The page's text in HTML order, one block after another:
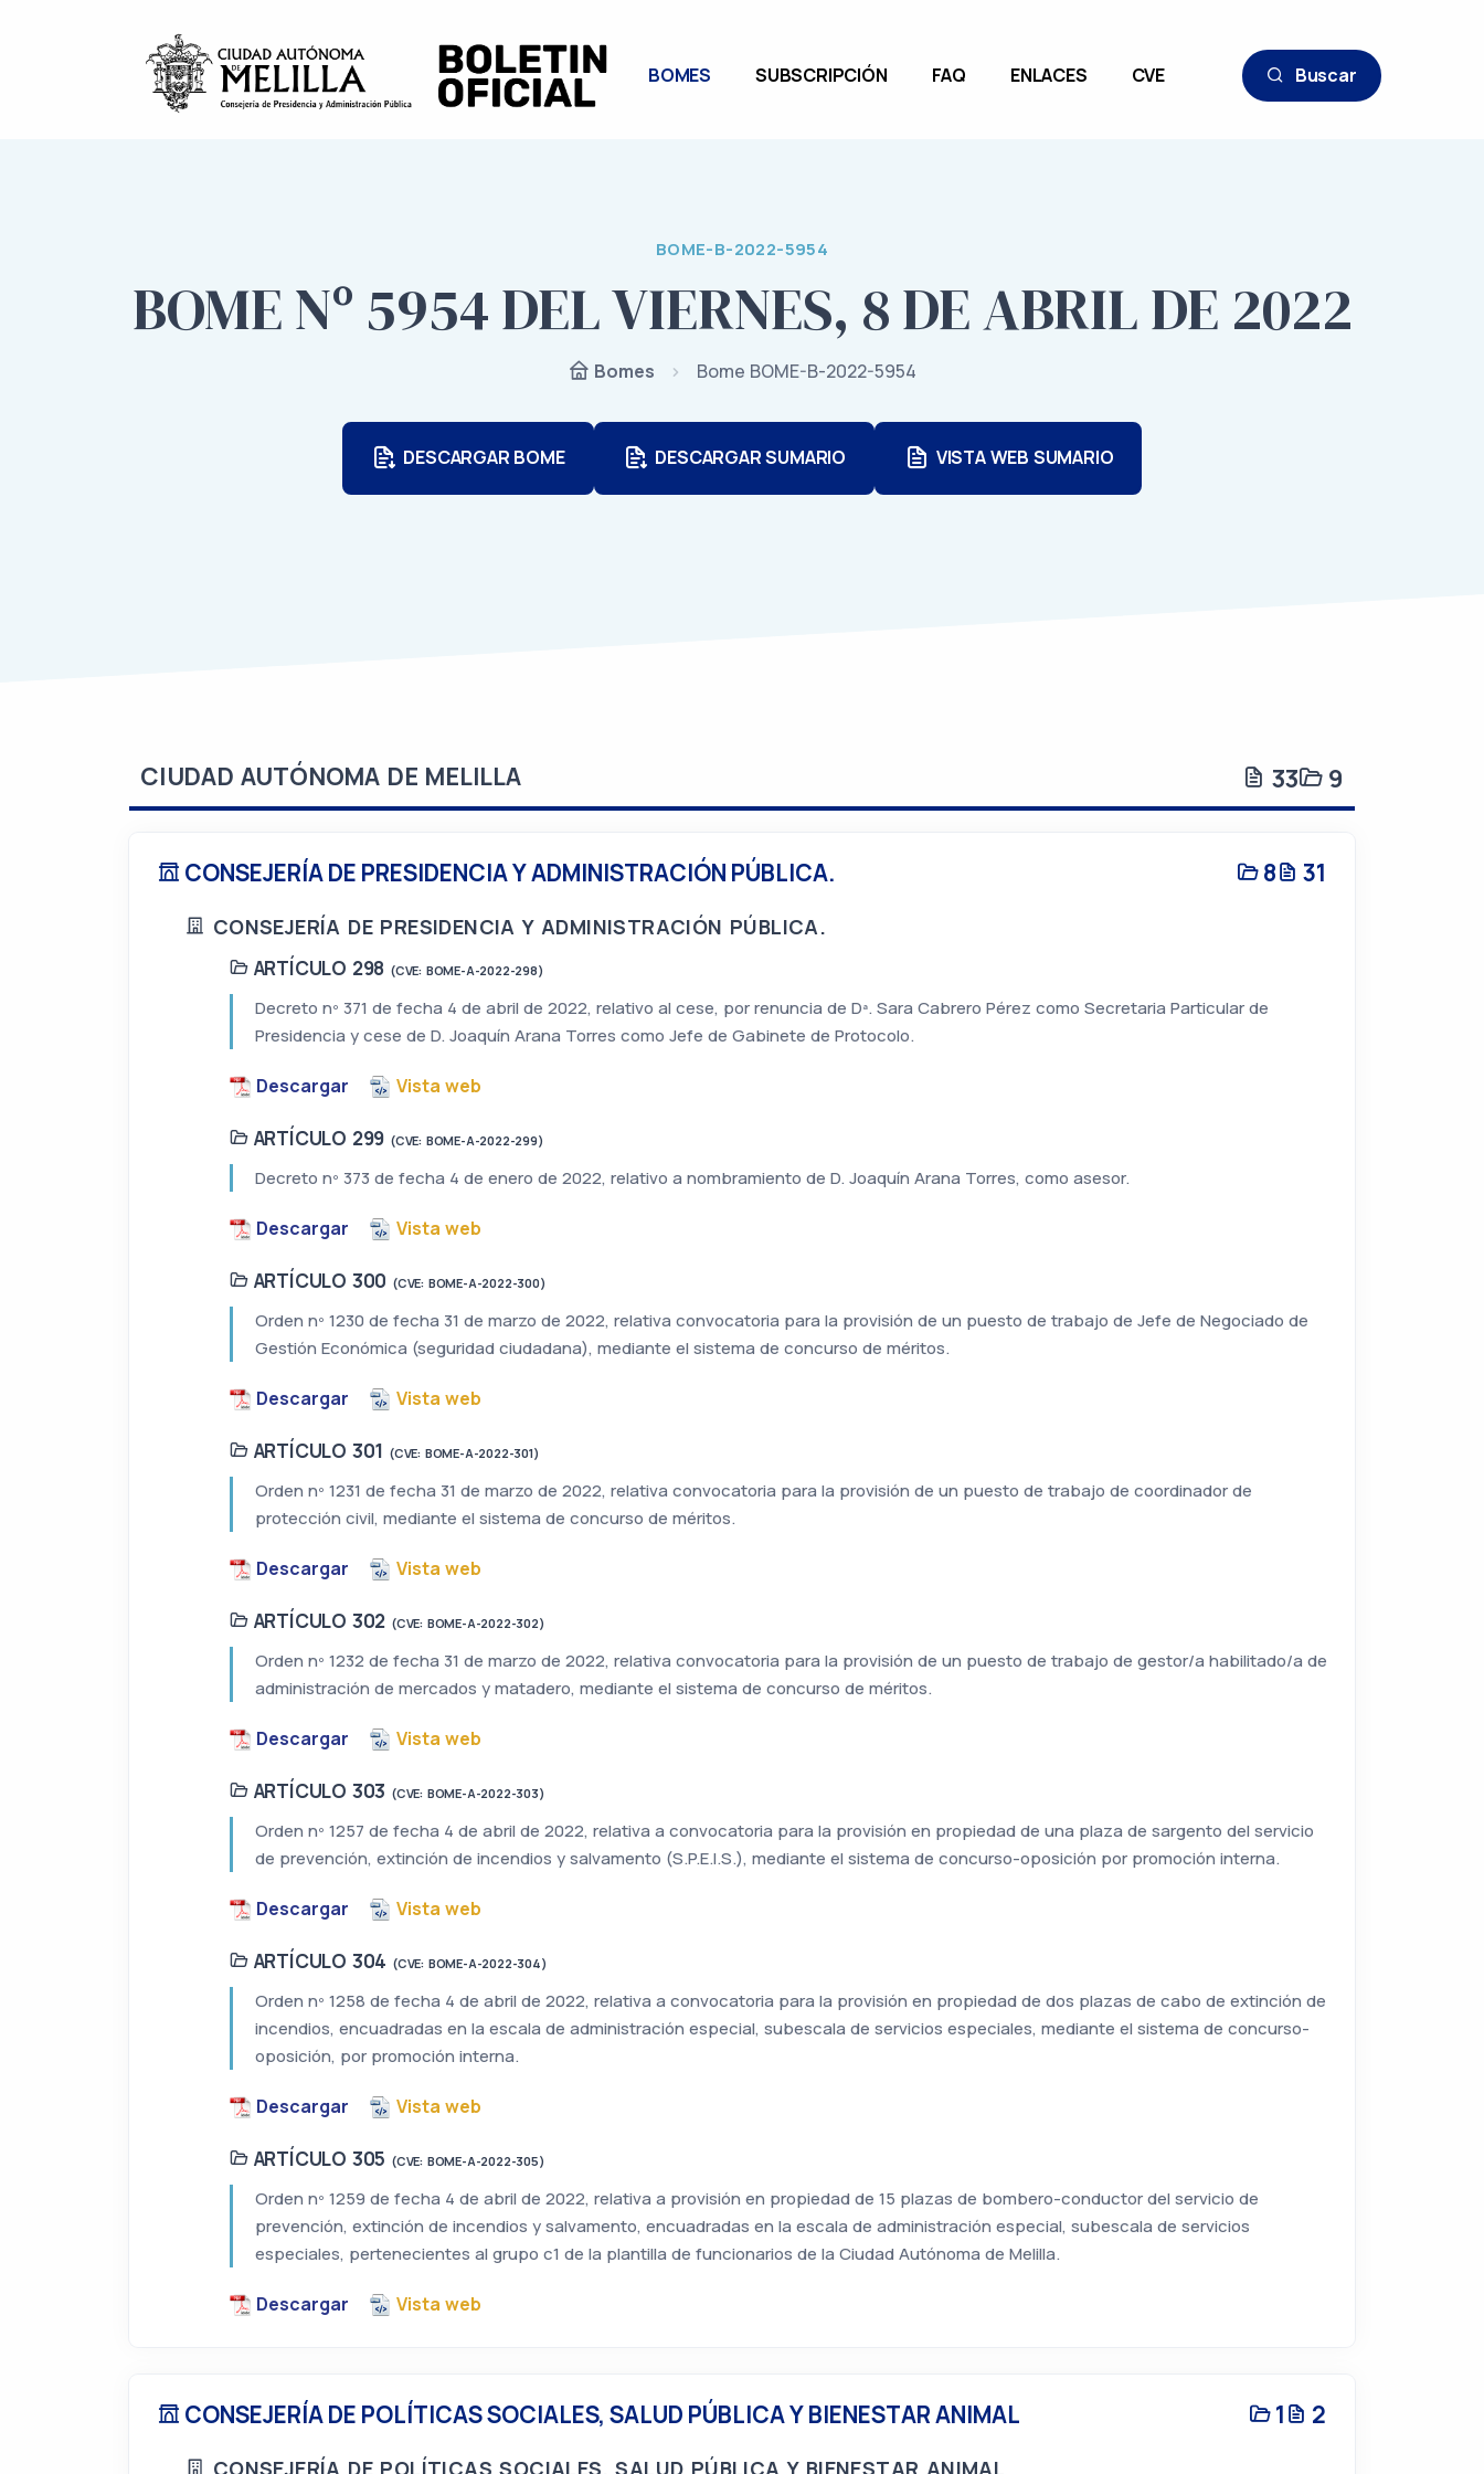
BOMES SUBSCRIPCIÓN FAQ ENLACES CVE Buscar
BOME-B-2022-5954
BOME Nº 5954 DEL VIERNES, 8 DE ABRIL DE 2022
Bomes Bome BOME-B-2022-5954
DESCARGAR BOME DESCARGAR SUMARIO VISTA WEB SUMARIO
CIUDAD AUTÓNOMA DE MELILLA 33 9
CONSEJERÍA DE PRESIDENCIA Y ADMINISTRACIÓN PÚBLICA. 8 31
CONSEJERÍA DE PRESIDENCIA Y ADMINISTRACIÓN PÚBLICA.
ARTÍCULO 298 (CVE: BOME-A-2022-298)
Decreto nº 371 de fecha 4 de abril de 2022, relativo al cese, por renuncia de Dª. Sara Cabrero Pérez como Secretaria Particular de
Presidencia y cese de D. Joaquín Arana Torres como Jefe de Gabinete de Protocolo.
Descargar Vista web
ARTÍCULO 299 (CVE: BOME-A-2022-299)
Decreto nº 373 de fecha 4 de enero de 2022, relativo a nombramiento de D. Joaquín Arana Torres, como asesor.
Descargar Vista web
ARTÍCULO 300 (CVE: BOME-A-2022-300)
Orden nº 1230 de fecha 31 de marzo de 2022, relativa convocatoria para la provisión de un puesto de trabajo de Jefe de Negociado de
Gestión Económica (seguridad ciudadana), mediante el sistema de concurso de méritos.
Descargar Vista web
ARTÍCULO 301 (CVE: BOME-A-2022-301)
Orden nº 1231 de fecha 31 de marzo de 2022, relativa convocatoria para la provisión de un puesto de trabajo de coordinador de
protección civil, mediante el sistema de concurso de méritos.
Descargar Vista web
ARTÍCULO 302 (CVE: BOME-A-2022-302)
Orden nº 1232 de fecha 31 de marzo de 2022, relativa convocatoria para la provisión de un puesto de trabajo de gestor/a habilitado/a de
administración de mercados y matadero, mediante el sistema de concurso de méritos.
Descargar Vista web
ARTÍCULO 303 (CVE: BOME-A-2022-303)
Orden nº 1257 de fecha 4 de abril de 2022, relativa a convocatoria para la provisión en propiedad de una plaza de sargento del servicio
de prevención, extinción de incendios y salvamento (S.P.E.I.S.), mediante el sistema de concurso-oposición por promoción interna.
Descargar Vista web
ARTÍCULO 304 (CVE: BOME-A-2022-304)
Orden nº 1258 de fecha 4 de abril de 2022, relativa a convocatoria para la provisión en propiedad de dos plazas de cabo de extinción de
incendios, encuadradas en la escala de administración especial, subescala de servicios especiales, mediante el sistema de concurso-
oposición, por promoción interna.
Descargar Vista web
ARTÍCULO 305 (CVE: BOME-A-2022-305)
Orden nº 1259 de fecha 4 de abril de 2022, relativa a provisión en propiedad de 15 plazas de bombero-conductor del servicio de
prevención, extinción de incendios y salvamento, encuadradas en la escala de administración especial, subescala de servicios
especiales, pertenecientes al grupo c1 de la plantilla de funcionarios de la Ciudad Autónoma de Melilla.
Descargar Vista web
CONSEJERÍA DE POLÍTICAS SOCIALES, SALUD PÚBLICA Y BIENESTAR ANIMAL 1 2
CONSEJERÍA DE POLÍTICAS SOCIALES, SALUD PÚBLICA Y BIENESTAR ANIMAL